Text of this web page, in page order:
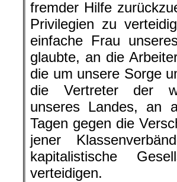
fremder Hilfe
Privilegien zu
einfache Frau
glaubte, an die
die um unsere Sorge
die Vertreter der
unseres Landes, an
Tagen gegen die
jener
kapitalistische
verteidigen.